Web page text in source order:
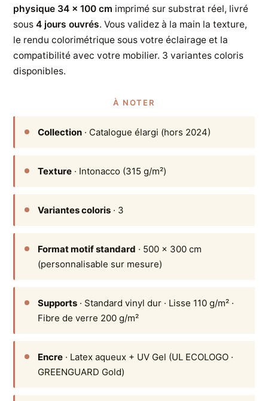
physique 34 × 100 cm imprimé sur substrat réel, livré
sous4 jours ouvrés. Vous validez à la main la texture,
le rendu colorimétrique sous votre éclairage et la
compatibilité avec votre mobilier. 3 variantes coloris
disponibles.
À NOTER
Collection · Catalogue élargi (hors 2024)
Texture · Intonacco (315 g/m²)
Variantes coloris · 3
Format motif standard · 500 × 300 cm
(personnalisable sur mesure)
Supports · Standard vinyl dur · Lisse 110 g/m² ·
Fibre de verre 200 g/m²
Encre · Latex aqueux + UV Gel (UL ECOLOGO ·
GREENGUARD Gold)